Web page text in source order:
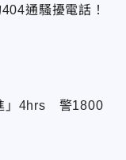
通騷擾電話！
」4hrs 警1800